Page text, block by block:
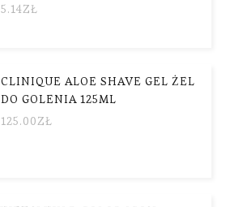
5.14ZŁ
CLINIQUE ALOE SHAVE GEL ŻEL
DO GOLENIA 125ML
125.00ZŁ